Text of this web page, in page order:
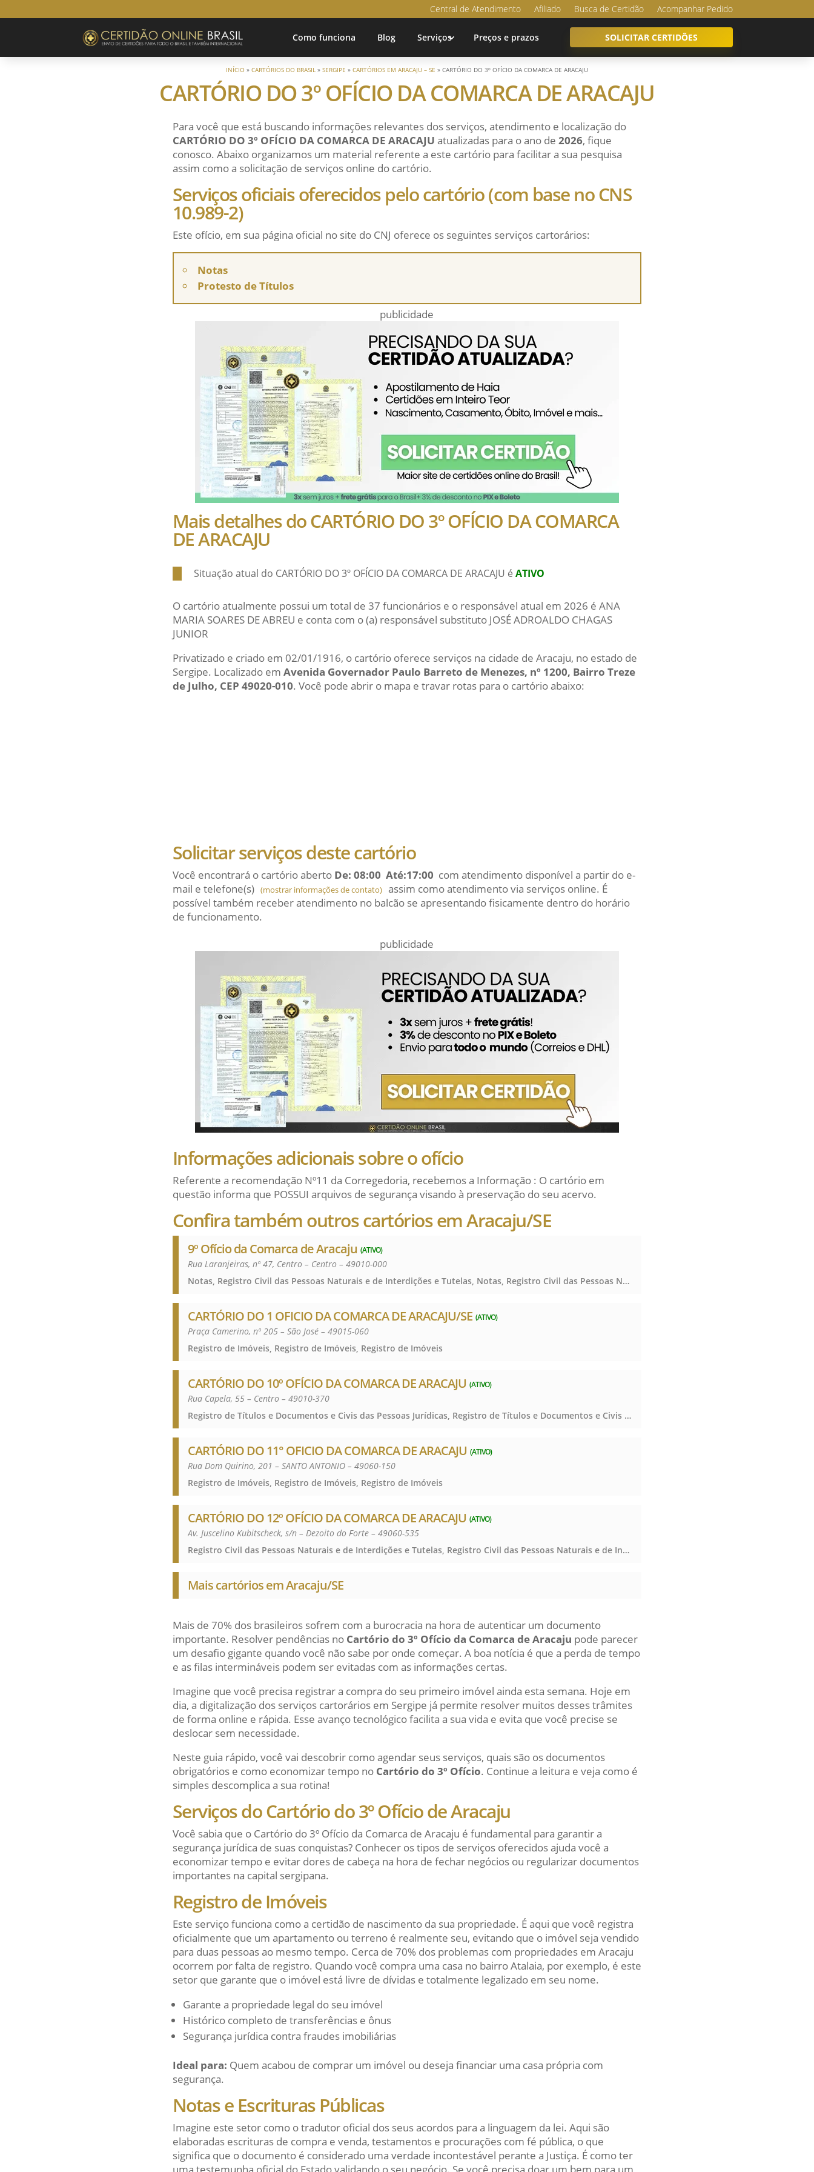
Central de Atendimento Afiliado Busca de Certidão Acompanhar Pedido
Como funciona Blog Serviços Preços e prazos SOLICITAR CERTIDÕES
INÍCIO» CARTÓRIOS DO BRASIL » SERGIPE » CARTÓRIOS EM ARACAJU – SE » CARTÓRIO DO 3º OFÍCIO DA COMARCA DE ARACAJU
CARTÓRIO DO 3º OFÍCIO DA COMARCA DE ARACAJU
Para você que está buscando informações relevantes dos serviços, atendimento e localização do
CARTÓRIO DO 3º OFÍCIO DA COMARCA DE ARACAJU atualizadas para o ano de 2026, fique
conosco. Abaixo organizamos um material referente a este cartório para facilitar a sua pesquisa
assim como a solicitação de serviços online do cartório.
Serviços oficiais oferecidos pelo cartório (com base no CNS
10.989-2)
Este ofício, em sua página oficial no site do CNJ oferece os seguintes serviços cartorários:
Notas
Protesto de Títulos
publicidade
Mais detalhes do CARTÓRIO DO 3º OFÍCIO DA COMARCA
DE ARACAJU
Situação atual do CARTÓRIO DO 3º OFÍCIO DA COMARCA DE ARACAJU é ATIVO
O cartório atualmente possui um total de 37 funcionários e o responsável atual em 2026 é ANA
MARIA SOARES DE ABREU e conta com o (a) responsável substituto JOSÉ ADROALDO CHAGAS
JUNIOR
Privatizado e criado em 02/01/1916, o cartório oferece serviços na cidade de Aracaju, no estado de
Sergipe. Localizado em Avenida Governador Paulo Barreto de Menezes, nº 1200, Bairro Treze
de Julho, CEP 49020-010. Você pode abrir o mapa e travar rotas para o cartório abaixo:
Solicitar serviços deste cartório
Você encontrará o cartório aberto De: 08:00 Até:17:00 com atendimento disponível a partir do e-
mail e telefone(s) (mostrar informações de contato) assim como atendimento via serviços online. É
possível também receber atendimento no balcão se apresentando fisicamente dentro do horário
de funcionamento.
publicidade
Informações adicionais sobre o ofício
Referente a recomendação Nº11 da Corregedoria, recebemos a Informação : O cartório em
questão informa que POSSUI arquivos de segurança visando à preservação do seu acervo.
Confira também outros cartórios em Aracaju/SE
9º Ofício da Comarca de Aracaju (ATIVO)
Rua Laranjeiras, nº 47, Centro – Centro – 49010-000
Notas, Registro Civil das Pessoas Naturais e de Interdições e Tutelas, Notas, Registro Civil das Pessoas Naturais e de Interdições e Tutelas, Notas, Registro Civil das Pessoas Naturais e de Interdições e Tutelas
CARTÓRIO DO 1 OFICIO DA COMARCA DE ARACAJU/SE (ATIVO)
Praça Camerino, nº 205 – São José – 49015-060
Registro de Imóveis, Registro de Imóveis, Registro de Imóveis
CARTÓRIO DO 10º OFÍCIO DA COMARCA DE ARACAJU (ATIVO)
Rua Capela, 55 – Centro – 49010-370
Registro de Títulos e Documentos e Civis das Pessoas Jurídicas, Registro de Títulos e Documentos e Civis das Pessoas Jurídicas, Registro de Títulos e Documentos e Civis das Pessoas Jurídicas
CARTÓRIO DO 11° OFICIO DA COMARCA DE ARACAJU (ATIVO)
Rua Dom Quirino, 201 – SANTO ANTONIO – 49060-150
Registro de Imóveis, Registro de Imóveis, Registro de Imóveis
CARTÓRIO DO 12º OFÍCIO DA COMARCA DE ARACAJU (ATIVO)
Av. Juscelino Kubitscheck, s/n – Dezoito do Forte – 49060-535
Registro Civil das Pessoas Naturais e de Interdições e Tutelas, Registro Civil das Pessoas Naturais e de Interdições e Tutelas, Registro Civil das Pessoas Naturais e de Interdições e Tutelas
Mais cartórios em Aracaju/SE
Mais de 70% dos brasileiros sofrem com a burocracia na hora de autenticar um documento
importante. Resolver pendências no Cartório do 3º Ofício da Comarca de Aracaju pode parecer
um desafio gigante quando você não sabe por onde começar. A boa notícia é que a perda de tempo
e as filas intermináveis podem ser evitadas com as informações certas.
Imagine que você precisa registrar a compra do seu primeiro imóvel ainda esta semana. Hoje em
dia, a digitalização dos serviços cartorários em Sergipe já permite resolver muitos desses trâmites
de forma online e rápida. Esse avanço tecnológico facilita a sua vida e evita que você precise se
deslocar sem necessidade.
Neste guia rápido, você vai descobrir como agendar seus serviços, quais são os documentos
obrigatórios e como economizar tempo no Cartório do 3º Ofício. Continue a leitura e veja como é
simples descomplica a sua rotina!
Serviços do Cartório do 3º Ofício de Aracaju
Você sabia que o Cartório do 3º Ofício da Comarca de Aracaju é fundamental para garantir a
segurança jurídica de suas conquistas? Conhecer os tipos de serviços oferecidos ajuda você a
economizar tempo e evitar dores de cabeça na hora de fechar negócios ou regularizar documentos
importantes na capital sergipana.
Registro de Imóveis
Este serviço funciona como a certidão de nascimento da sua propriedade. É aqui que você registra
oficialmente que um apartamento ou terreno é realmente seu, evitando que o imóvel seja vendido
para duas pessoas ao mesmo tempo. Cerca de 70% dos problemas com propriedades em Aracaju
ocorrem por falta de registro. Quando você compra uma casa no bairro Atalaia, por exemplo, é este
setor que garante que o imóvel está livre de dívidas e totalmente legalizado em seu nome.
Garante a propriedade legal do seu imóvel
Histórico completo de transferências e ônus
Segurança jurídica contra fraudes imobiliárias
Ideal para: Quem acabou de comprar um imóvel ou deseja financiar uma casa própria com
segurança.
Notas e Escrituras Públicas
Imagine este setor como o tradutor oficial dos seus acordos para a linguagem da lei. Aqui são
elaboradas escrituras de compra e venda, testamentos e procurações com fé pública, o que
significa que o documento é considerado uma verdade incontestável perante a Justiça. É como ter
uma testemunha oficial do Estado validando o seu negócio. Se você precisa doar um bem para um